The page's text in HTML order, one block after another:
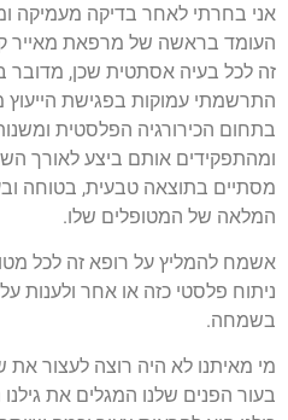
אני בחרתי לאחר בדיקה מעמיקה
העומד בראשה של מרפאת מאייר
זה לכל בעיה אסתטית שכן,
התרשמתי עמוקות בפגישת הייעוץ
בתחום הכירורגיה הפלסטית
ומהתפקידים אותם ביצע לאורך
מסתיים בתוצאה טבעית, בטוחה
המלאה של המטופלים שלו.
אשמח להמליץ על רופא זה לכל
ניתוח פלסטי כזה או אחר ולענות
בשמחה.
מי מאיתנו לא היה רוצה לעצור את
בעור הפנים שלנו המגלים את